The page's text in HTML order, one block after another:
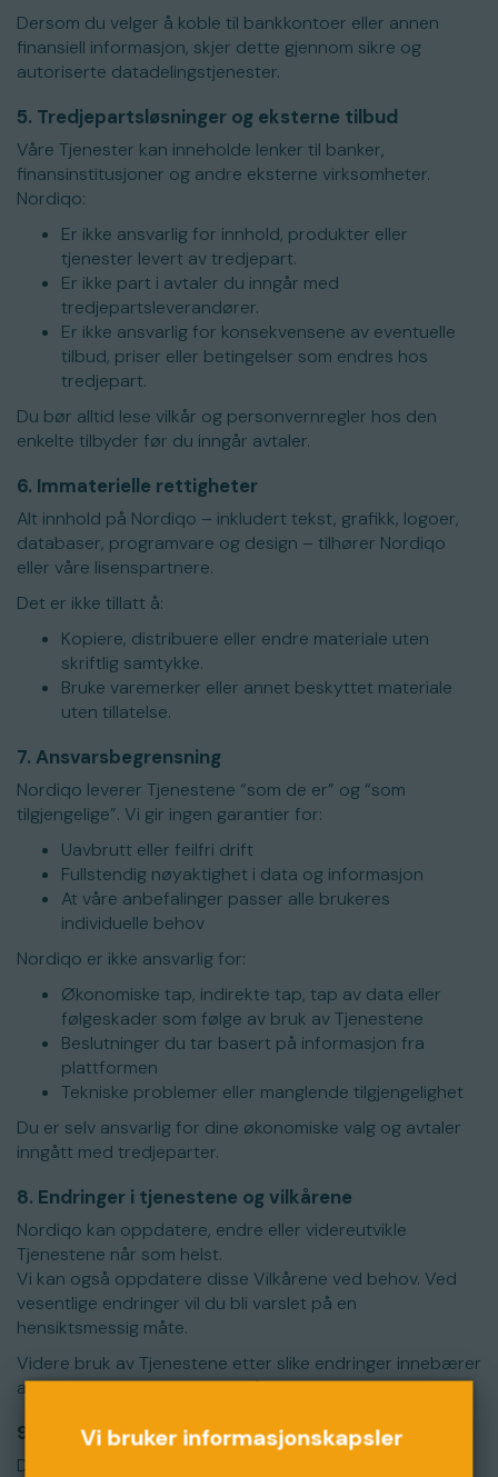
Dersom du velger å koble til bankkontoer eller annen
finansiell informasjon, skjer dette gjennom sikre og
autoriserte datadelingstjenester.
5. Tredjepartsløsninger og eksterne tilbud
Våre Tjenester kan inneholde lenker til banker,
finansinstitusjoner og andre eksterne virksomheter.
Nordiqo:
Er ikke ansvarlig for innhold, produkter eller
tjenester levert av tredjepart.
Er ikke part i avtaler du inngår med
tredjepartsleverandører.
Er ikke ansvarlig for konsekvensene av eventuelle
tilbud, priser eller betingelser som endres hos
tredjepart.
Du bør alltid lese vilkår og personvernregler hos den
enkelte tilbyder før du inngår avtaler.
6. Immaterielle rettigheter
Alt innhold på Nordiqo – inkludert tekst, grafikk, logoer,
databaser, programvare og design – tilhører Nordiqo
eller våre lisenspartnere.
Det er ikke tillatt å:
Kopiere, distribuere eller endre materiale uten
skriftlig samtykke.
Bruke varemerker eller annet beskyttet materiale
uten tillatelse.
7. Ansvarsbegrensning
Nordiqo leverer Tjenestene “som de er” og “som
tilgjengelige”. Vi gir ingen garantier for:
Uavbrutt eller feilfri drift
Fullstendig nøyaktighet i data og informasjon
At våre anbefalinger passer alle brukeres
individuelle behov
Nordiqo er ikke ansvarlig for:
Økonomiske tap, indirekte tap, tap av data eller
følgeskader som følge av bruk av Tjenestene
Beslutninger du tar basert på informasjon fra
plattformen
Tekniske problemer eller manglende tilgjengelighet
Du er selv ansvarlig for dine økonomiske valg og avtaler
inngått med tredjeparter.
8. Endringer i tjenestene og vilkårene
Nordiqo kan oppdatere, endre eller videreutvikle
Tjenestene når som helst.
Vi kan også oppdatere disse Vilkårene ved behov. Ved
vesentlige endringer vil du bli varslet på en
hensiktsmessig måte.
Videre bruk av Tjenestene etter slike endringer innebærer
aksept av de oppdaterte Vilkårene.
9. Oppsigelse av bruk
Du kan når som helst avslutte bruken av Nordiqo ved å
Vi bruker informasjonskapsler